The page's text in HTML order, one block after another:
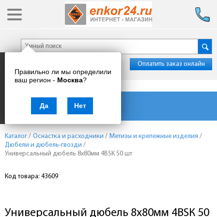
Правильно ли мы определили
ваш регион - Москва?
Да Нет
Оплатить заказ онлайн
Каталог товаров
Каталог / Оснастка и расходники / Метизы и крепежные изделия /
Дюбели и дюбель-гвозди /
Универсальный дюбель 8х80мм 4ВSК 50 шт
Код товара: 43609
Универсальный дюбель 8х80мм 4ВSК 50